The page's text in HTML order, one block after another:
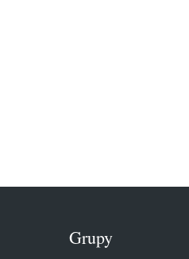
Grupy